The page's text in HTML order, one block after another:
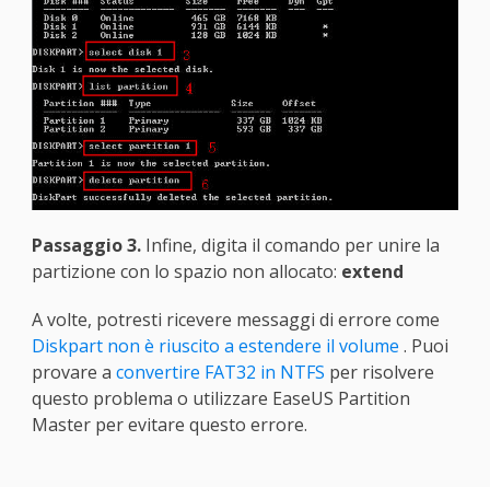
Passaggio 3.Infine, digita il comando per unire la
partizione con lo spazio non allocato: extend
A volte, potresti ricevere messaggi di errore come
Diskpart non è riuscito a estendere il volume . Puoi
provare a convertire FAT32 in NTFS per risolvere
questo problema o utilizzare EaseUS Partition
Master per evitare questo errore.